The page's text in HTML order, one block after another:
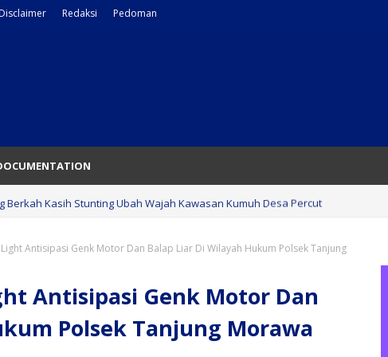
Redaksi Pedoman
Berkah Kasih Stunting Ubah Wajah Kawasan Kumuh Desa Percut
Antisipasi Genk Motor Dan Balap Liar Di Wilayah Hukum Polsek Tanjung
Antisipasi Genk Motor Dan
Polsek Tanjung Morawa